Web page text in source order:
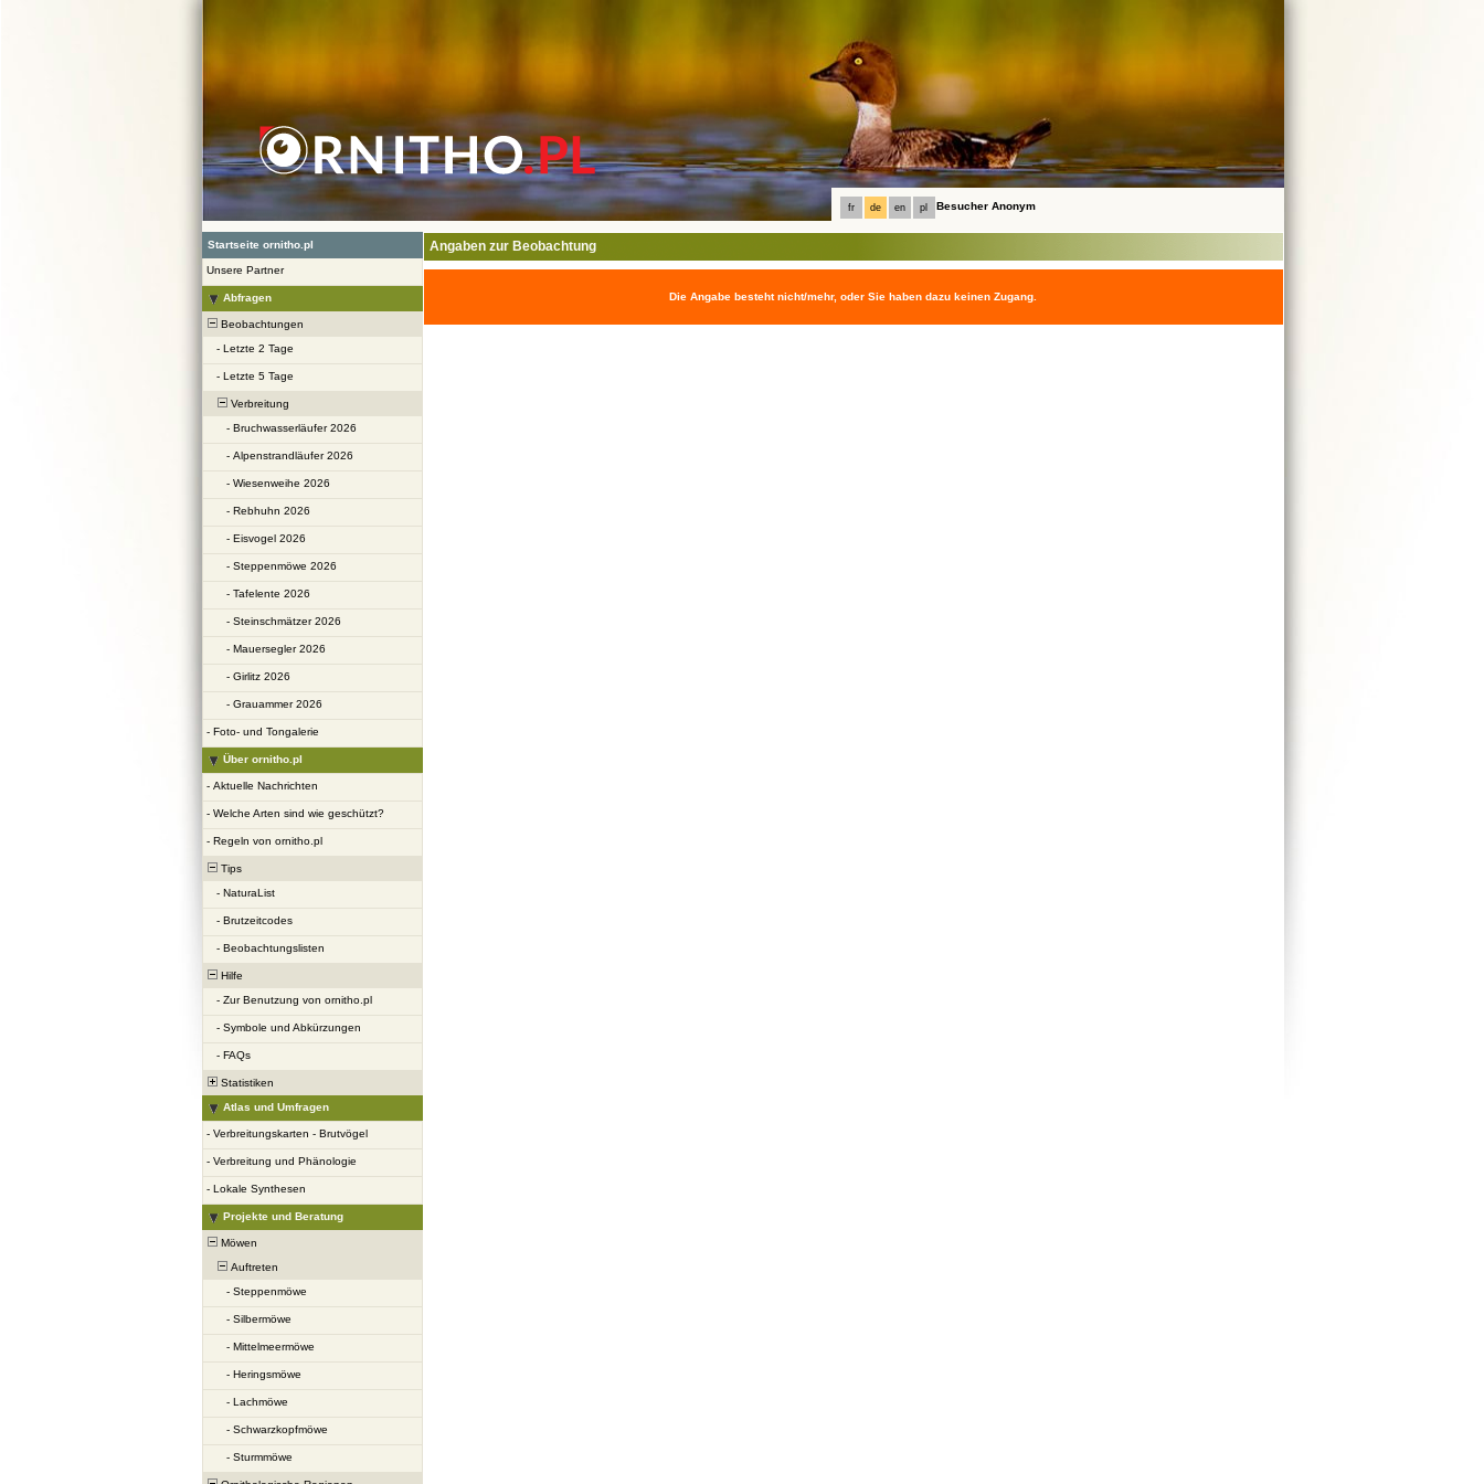
fr de en pl Besucher Anonym
Startseite ornitho.pl
Unsere Partner
Abfragen
Beobachtungen
- Letzte 2 Tage
- Letzte 5 Tage
Verbreitung
- Bruchwasserläufer 2026
- Alpenstrandläufer 2026
- Wiesenweihe 2026
- Rebhuhn 2026
- Eisvogel 2026
- Steppenmöwe 2026
- Tafelente 2026
- Steinschmätzer 2026
- Mauersegler 2026
- Girlitz 2026
- Grauammer 2026
- Foto- und Tongalerie
Über ornitho.pl
- Aktuelle Nachrichten
- Welche Arten sind wie geschützt?
- Regeln von ornitho.pl
Tips
- NaturaList
- Brutzeitcodes
- Beobachtungslisten
Hilfe
- Zur Benutzung von ornitho.pl
- Symbole und Abkürzungen
- FAQs
Statistiken
Atlas und Umfragen
- Verbreitungskarten - Brutvögel
- Verbreitung und Phänologie
- Lokale Synthesen
Projekte und Beratung
Möwen
Auftreten
- Steppenmöwe
- Silbermöwe
- Mittelmeermöwe
- Heringsmöwe
- Lachmöwe
- Schwarzkopfmöwe
- Sturmmöwe
Angaben zur Beobachtung
Die Angabe besteht nicht/mehr, oder Sie haben dazu keinen Zugang.